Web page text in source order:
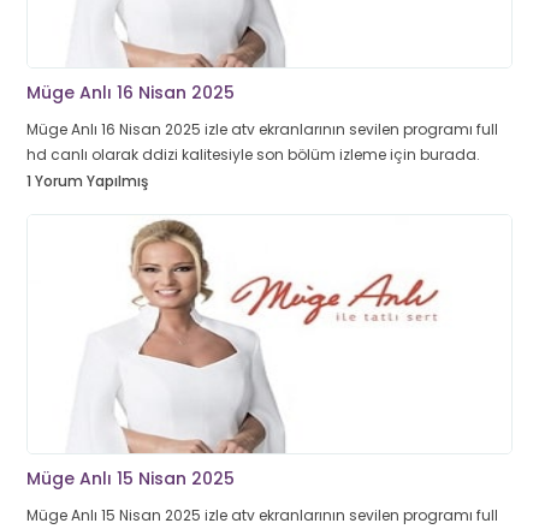
Müge Anlı 16 Nisan 2025
Müge Anlı 16 Nisan 2025 izle atv ekranlarının sevilen programı full
hd canlı olarak ddizi kalitesiyle son bölüm izleme için burada.
1 Yorum Yapılmış
Müge Anlı 15 Nisan 2025
Müge Anlı 15 Nisan 2025 izle atv ekranlarının sevilen programı full